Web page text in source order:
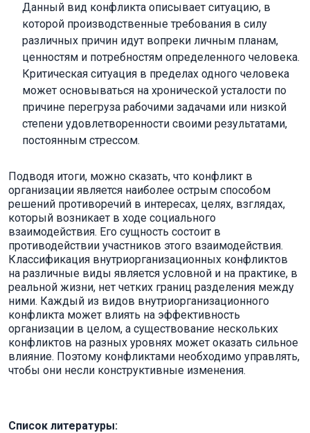
Данный вид конфликта описывает ситуацию, в
которой производственные требования в силу
различных причин идут вопреки личным планам,
ценностям и потребностям определенного человека.
Критическая ситуация в пределах одного человека
может основываться на хронической усталости по
причине перегруза рабочими задачами или низкой
степени удовлетворенности своими результатами,
постоянным стрессом.
Подводя итоги, можно сказать, что конфликт в
организации является наиболее острым способом
решений противоречий в интересах, целях, взглядах,
который возникает в ходе социального
взаимодействия. Его сущность состоит в
противодействии участников этого взаимодействия.
Классификация внутриорганизационных конфликтов
на различные виды является условной и на практике, в
реальной жизни, нет четких границ разделения между
ними. Каждый из видов внутриорганизационного
конфликта может влиять на эффективность
организации в целом, а существование нескольких
конфликтов на разных уровнях может оказать сильное
влияние. Поэтому конфликтами необходимо управлять,
чтобы они несли конструктивные изменения.
Список литературы: